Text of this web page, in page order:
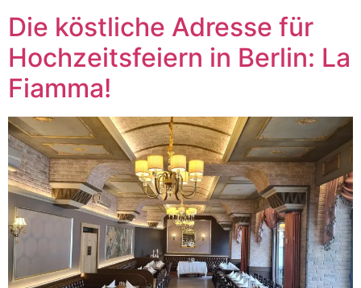
Die köstliche Adresse für
Hochzeitsfeiern in Berlin: La
Fiamma!